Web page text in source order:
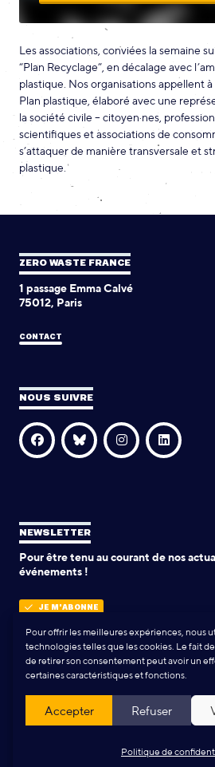
Pour offrir les meilleures expériences, nous
technologies telles que les cookies. Le fait
de retirer son consentement peut avoir un
certaines caractéristiques et fonctions.
Accepter Refuser
Politique de
Les associations, conviées la semaine
“Plan Recyclage”, en décalage avec
plastique. Nos organisations appellent
Plan plastique, élaboré avec une
la société civile – citoyen·nes,
scientifiques et associations de
s’attaquer de manière transversale et
plastique.
ZERO WASTE FRANCE
1 passage Emma Calvé
75012, Paris
CONTACT
NOUS SUIVRE
NEWSLETTER
Pour être tenu au courant de nos
événements !
JE M'ABONNE
POLITIQUE DE CONFIDENTIALITÉ
Thibaut Caroli